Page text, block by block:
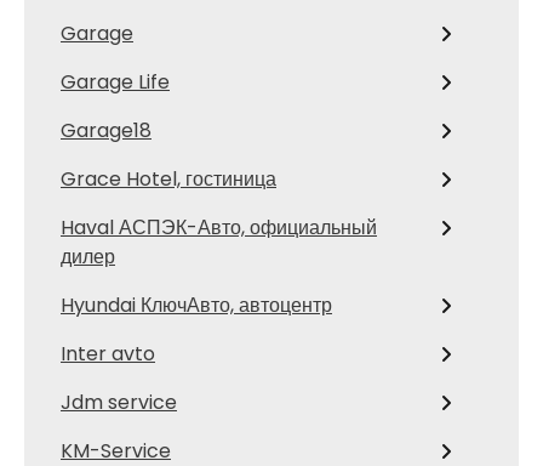
Garage
Garage Life
Garage18
Grace Hotel, гостиница
Haval АСПЭК-Авто, официальный
дилер
Hyundai КлючАвто, автоцентр
Inter avto
Jdm service
KM-Service